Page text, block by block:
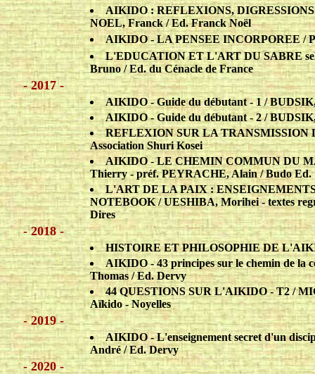
AIKIDO : REFLEXIONS,
NOEL, Franck / Ed. Franck Noël
AIKIDO - LA PENSEE INCORPOREE /
L'EDUCATION ET L'ART DU SABRE
Bruno / Ed. du Cénacle de France
- 2017 -
AIKIDO - Guide du débutant - 1 /
AIKIDO - Guide du débutant - 2 /
REFLEXION SUR LA TRANSMISSION
Association Shuri Kosei
AIKIDO - LE CHEMIN COMMUN DU
Thierry - préf. PEYRACHE, Alain / Budo Ed.
L'ART DE LA PAIX :
NOTEBOOK / UESHIBA, Morihei - textes
Dires
- 2018 -
HISTOIRE ET PHILOSOPHIE DE
AIKIDO - 43 principes sur le chemin de la
Thomas / Ed. Dervy
44 QUESTIONS SUR L'AIKIDO - T2 /
Aïkido - Noyelles
- 2019 -
AIKIDO - L'enseignement secret d'un
André / Ed. Dervy
- 2020 -